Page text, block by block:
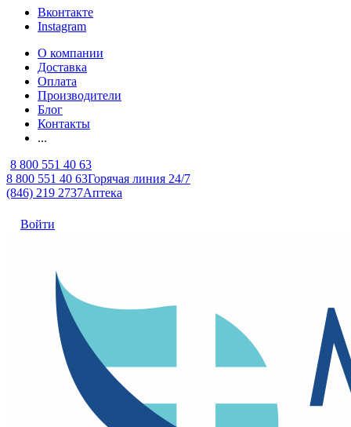
Вконтакте
Instagram
О компании
Доставка
Оплата
Производители
Блог
Контакты
...
8 800 551 40 63
8 800 551 40 63Горячая линия 24/7
(846) 219 2737Аптека
Войти